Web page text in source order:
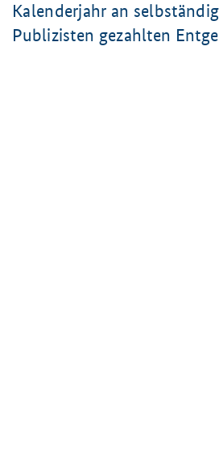
Kalenderjahr an
Publizisten gezahlten